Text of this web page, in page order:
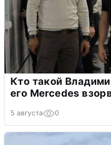
Кто такой
его Mercedes
5 августа 0